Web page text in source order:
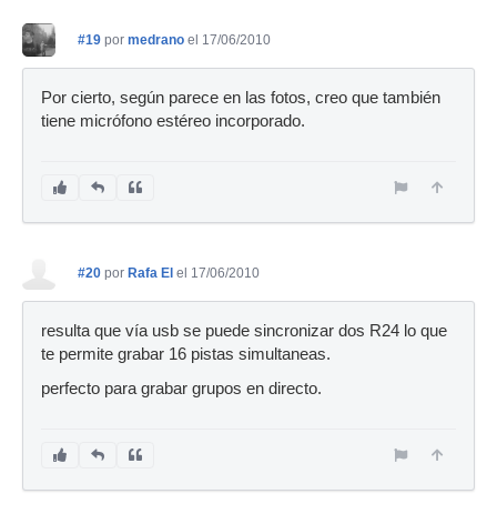
#19 por medrano el 17/06/2010
Por cierto, según parece en las fotos, creo que también
tiene micrófono estéreo incorporado.
#20 por Rafa El el 17/06/2010
resulta que vía usb se puede sincronizar dos R24 lo que
te permite grabar 16 pistas simultaneas.
perfecto para grabar grupos en directo.